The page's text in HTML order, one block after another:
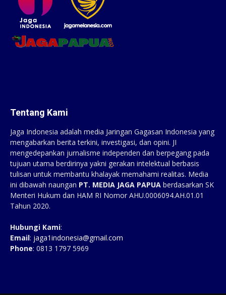
Tentang Kami
Jaga Indonesia adalah media Jaringan Gagasan Indonesia yang
mengabarkan berita terkini, investigasi, dan opini. JI
mengedepankan jurnalisme independen dan berpegang pada
tujuan utama berdirinya yakni gerakan intelektual berbasis
tulisan untuk membantu khalayak memahami realitas. Media
ini dibawah naungan PT. MEDIA JAGA PAPUA berdasarkan SK
Menteri Hukum dan HAM RI Nomor AHU.0006094.AH.01.01
Tahun 2020.
Hubungi Kami:
Email: jaga1indonesia@gmail.com
Phone: 0813 1797 5969